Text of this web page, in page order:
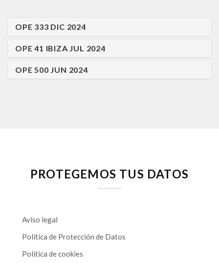
OPE 333 DIC 2024
OPE 41 IBIZA JUL 2024
OPE 500 JUN 2024
PROTEGEMOS TUS DATOS
Aviso legal
Política de Protección de Datos
Política de cookies